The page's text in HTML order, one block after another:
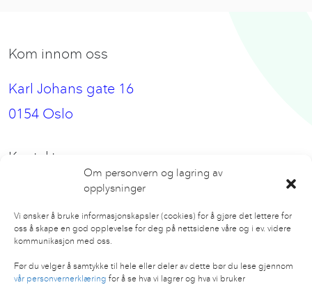
Om personvern og lagring av
opplysninger
Vi ønsker å bruke informasjonskapsler (cookies) for å gjøre det lettere for
oss å skape en god opplevelse for deg på nettsidene våre og i ev. videre
kommunikasjon med oss.
Før du velger å samtykke til hele eller deler av dette bør du lese gjennom
vår personvernerklæring for å se hva vi lagrer og hva vi bruker
Kom innom oss
Karl Johans gate 16
0154 Oslo
Kontakt oss
hei@nbeat.no
Følg oss
Facebook